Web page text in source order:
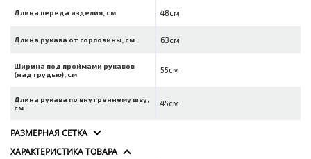
Длина переда изделия, см 48см
Длина рукава от горловины, см 63см
Ширина под проймами рукавов
(над грудью), см
55см
Длина рукава по внутреннему шву,
см
45см
РАЗМЕРНАЯ СЕТКА
ХАРАКТЕРИСТИКА ТОВАРА